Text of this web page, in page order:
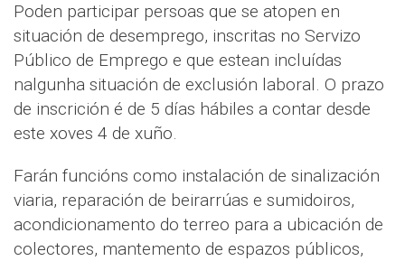
Poden participar persoas que se atopen en
situación de desemprego, inscritas no Servizo
Público de Emprego e que estean incluídas
nalgunha situación de exclusión laboral. O prazo
de inscrición é de 5 días hábiles a contar desde
este xoves 4 de xuño.
Farán funcións como instalación de sinalización
viaria, reparación de beirarrúas e sumidoiros,
acondicionamento do terreo para a ubicación de
colectores, mantemento de espazos públicos,